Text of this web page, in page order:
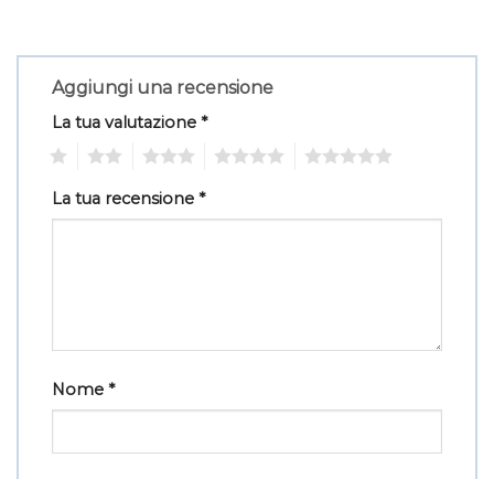
Aggiungi una recensione
La tua valutazione *
La tua recensione *
Nome *